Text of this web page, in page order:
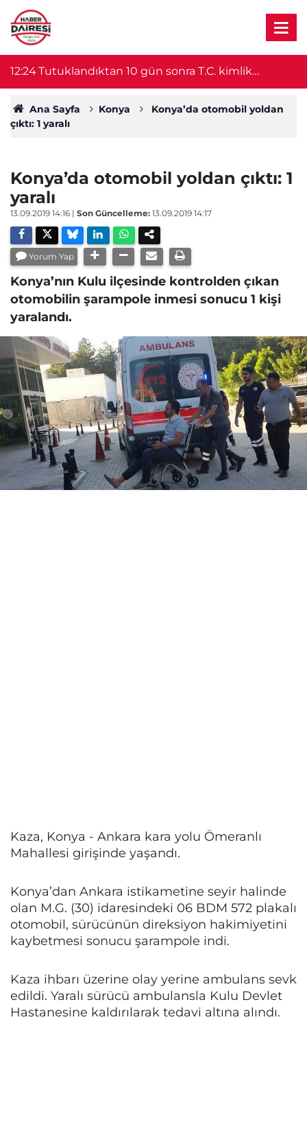
12:24Tutuklandıktan 10 gün sonra T.C. kimlik
numarası sayesinde serbest kaldı
Ana Sayfa Konya
Konya’da otomobil yoldan
çıktı: 1 yaralı
Konya’da otomobil yoldan çıktı: 1
yaralı
13.09.2019 14:16 | Son Güncelleme: 13.09.2019 14:17
Yorum Yap
Konya’nın Kulu ilçesinde kontrolden çıkan
otomobilin şarampole inmesi sonucu 1 kişi
yaralandı.
Kaza, Konya - Ankara kara yolu Ömeranlı
Mahallesi girişinde yaşandı.
Konya’dan Ankara istikametine seyir halinde
olan M.G. (30) idaresindeki 06 BDM 572 plakalı
otomobil, sürücünün direksiyon hakimiyetini
kaybetmesi sonucu şarampole indi.
Kaza ihbarı üzerine olay yerine ambulans sevk
edildi. Yaralı sürücü ambulansla Kulu Devlet
Hastanesine kaldırılarak tedavi altına alındı.